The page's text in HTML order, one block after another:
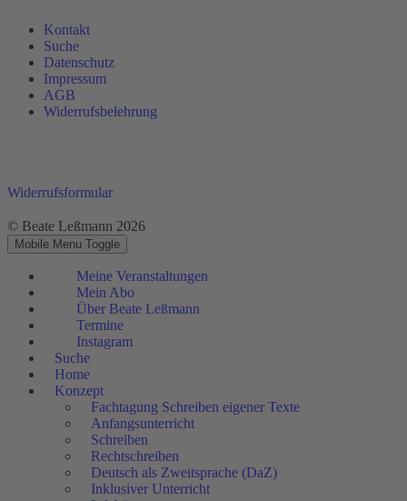
Kontakt
Suche
Datenschutz
Impressum
AGB
Widerrufsbelehrung
Widerrufsformular
© Beate Leßmann 2026
Mobile Menu Toggle
Meine Veranstaltungen
Mein Abo
Über Beate Leßmann
Termine
Instagram
Suche
Home
Konzept
Fachtagung Schreiben eigener Texte
Anfangsunterricht
Schreiben
Rechtschreiben
Deutsch als Zweitsprache (DaZ)
Inklusiver Unterricht